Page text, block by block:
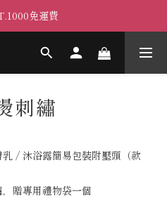
免運費
刺繡
/ 沐浴露簡易包裝附壓頭（款
贈專用禮物袋一個